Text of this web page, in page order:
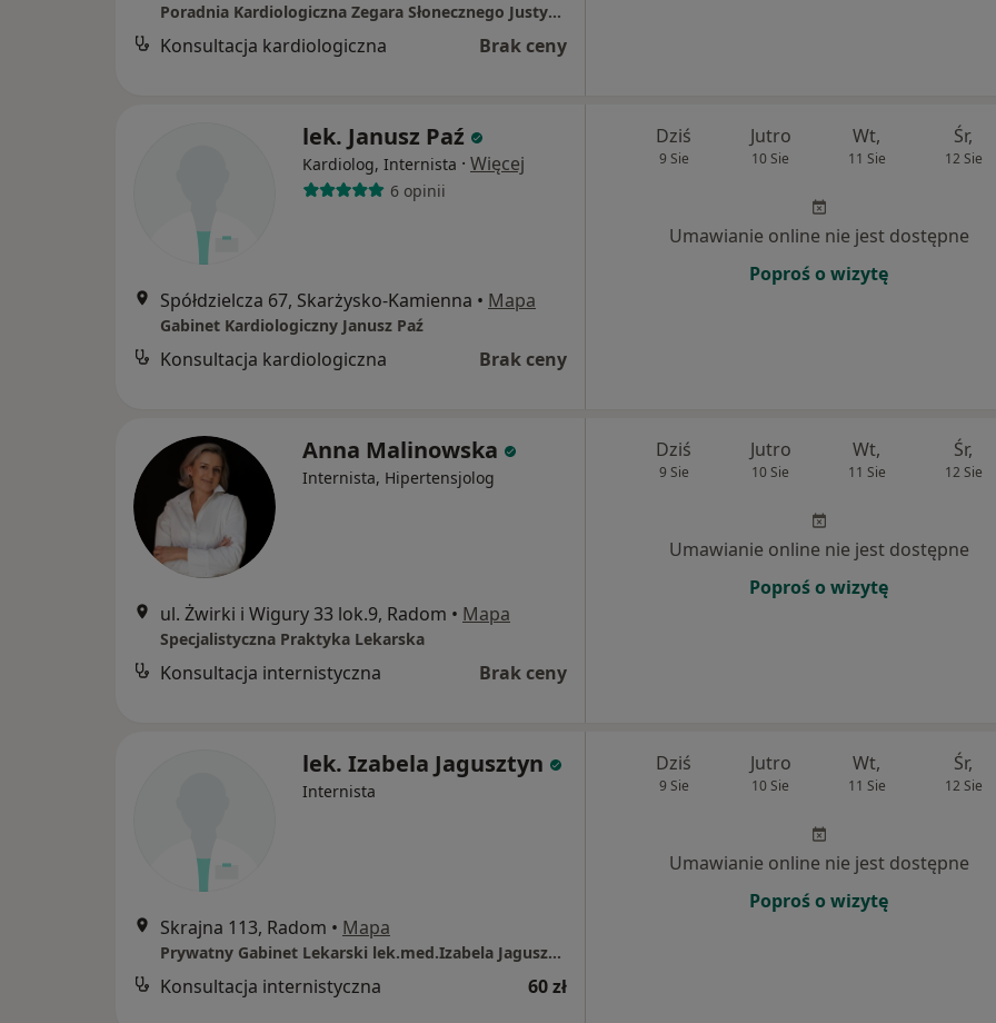
Poradnia Kardiologiczna Zegara Słonecznego Justyna Kosno-Zak
Konsultacja kardiologiczna Brak ceny
lek. Janusz Paź
Kardiolog, Internista · Więcej
6 opinii
Spółdzielcza 67, Skarżysko-Kamienna • Mapa
Gabinet Kardiologiczny Janusz Paź
Konsultacja kardiologiczna Brak ceny
Dziś
9 Sie
Jutro
10 Sie
Wt,
11 Sie
Śr,
12 Sie
Umawianie online nie jest dostępne
Poproś o wizytę
Anna Malinowska
Internista, Hipertensjolog
ul. Żwirki i Wigury 33 lok.9, Radom • Mapa
Specjalistyczna Praktyka Lekarska
Konsultacja internistyczna Brak ceny
Dziś
9 Sie
Jutro
10 Sie
Wt,
11 Sie
Śr,
12 Sie
Umawianie online nie jest dostępne
Poproś o wizytę
lek. Izabela Jagusztyn
Internista
Skrajna 113, Radom • Mapa
Prywatny Gabinet Lekarski lek.med.Izabela Jagusztyn
Konsultacja internistyczna 60 zł
Dziś
9 Sie
Jutro
10 Sie
Wt,
11 Sie
Śr,
12 Sie
Umawianie online nie jest dostępne
Poproś o wizytę